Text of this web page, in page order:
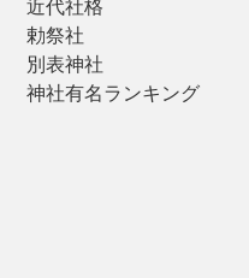
近代社格
勅祭社
別表神社
神社有名ランキング